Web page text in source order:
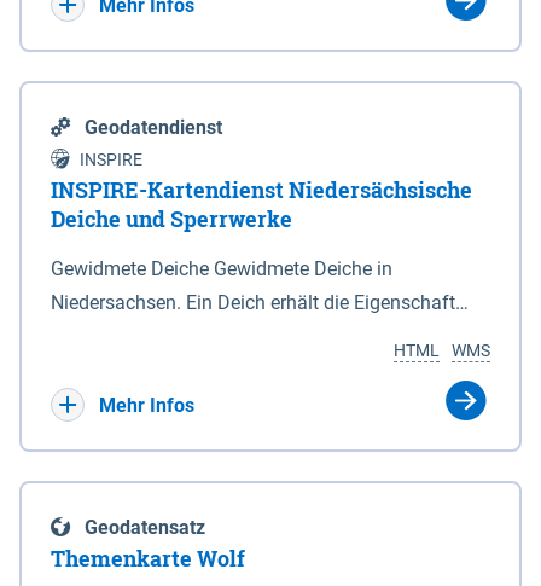
Mehr Infos
Geodatendienst
INSPIRE
INSPIRE-Kartendienst Niedersächsische
Deiche und Sperrwerke
Gewidmete Deiche Gewidmete Deiche in
Niedersachsen. Ein Deich erhält die Eigenschaft
Deichbehörde durch Verordnung ausspricht. Für
enthalten. Sperrwerke Sperrwerke sind Bauwerke
mit Sperrvorrichtungen in Tidegewässern, die dem
WMS
HTML
Mehr Infos
Geodatensatz
Themenkarte Wolf